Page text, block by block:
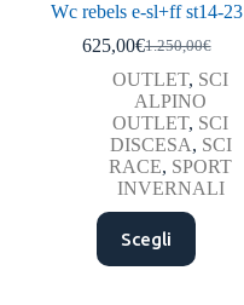
Wc rebels e-sl+ff st14-23
1.250,00€
Il
prezzo
originale
era:
1.250,00€.
625,00€Il
prezzo
attuale
è:
625,00€.
OUTLET, SCI
ALPINO
OUTLET, SCI
DISCESA, SCI
RACE, SPORT
INVERNALI
Scegli
Questo
prodotto
ha